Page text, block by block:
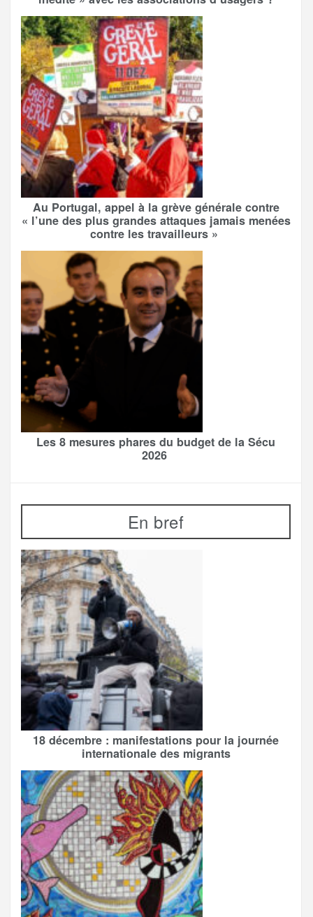
Au Portugal, appel à la grève générale contre
« l’une des plus grandes attaques jamais menées
contre les travailleurs »
Les 8 mesures phares du budget de la Sécu
2026
En bref
18 décembre : manifestations pour la journée
internationale des migrants